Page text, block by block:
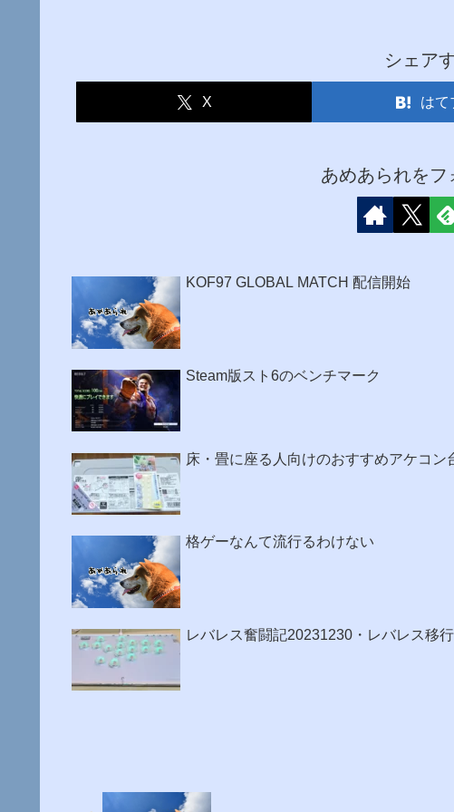
シェア
X はて
あめあられをフ
KOF97 GLOBAL MATCH 配信開始
Steam版スト6のベンチマーク
床・畳に座る人向けのおすすめアケコン
格ゲーなんて流行るわけない
レバレス奮闘記20231230・レバレス移